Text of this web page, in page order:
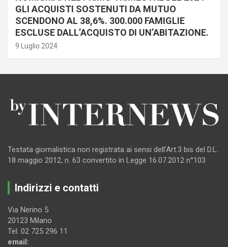
GLI ACQUISTI SOSTENUTI DA MUTUO
SCENDONO AL 38,6%. 300.000 FAMIGLIE
ESCLUSE DALL’ACQUISTO DI UN’ABITAZIONE.
9 Luglio 2024
Testata giornalistica non registrata ai sensi dell’Art.3 bis del D.L.
18 maggio 2012, n. 63 convertito in Legge 16.07.2012 n°103
Indirizzi e contatti
Via Nerino 5
20123 Milano
Tel. 02 725 296 11
email: